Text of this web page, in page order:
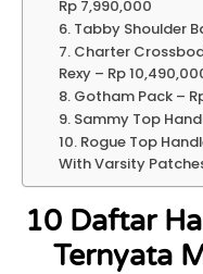
Rp 7,990,000
6. Tabby Shoulder
7. Charter
Rexy – Rp
8. Gotham Pack –
9. Sammy Top
10. Rogue Top
With Varsity
10 Daftar
Ternyata